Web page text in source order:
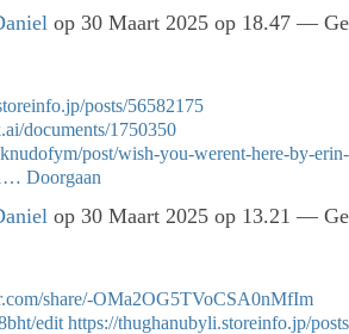
op 30 Maart 2025 op 18.47 —
posts/56582175
documents/1750350
post/wish-you-werent-here-by-
Doorgaan
op 30 Maart 2025 op 13.21 —
share/-OMa2OG5TVoCSA0nMfIm
edit https://thughanubyli.storeinfo.jp/